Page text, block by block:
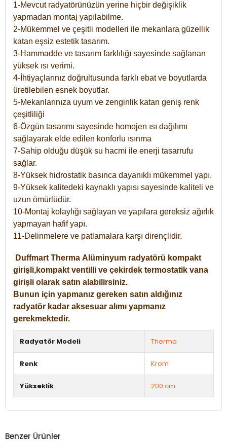
1-Mevcut radyatörünüzün yerine hiçbir değişiklik
yapmadan montaj yapılabilme.
2-Mükemmel ve çeşitli modelleri ile mekanlara güzellik
katan eşsiz estetik tasarım.
3-Hammadde ve tasarım farklılığı sayesinde sağlanan
yüksek ısı verimi.
4-İhtiyaçlarınız doğrultusunda farklı ebat ve boyutlarda
üretilebilen esnek boyutlar.
5-Mekanlarınıza uyum ve zenginlik katan geniş renk
çeşitliliği
6-Özgün tasarımı sayesinde homojen ısı dağılımı
sağlayarak elde edilen konforlu ısınma
7-Sahip olduğu düşük su hacmi ile enerji tasarrufu
sağlar.
8-Yüksek hidrostatik basınca dayanıklı mükemmel yapı.
9-Yüksek kalitedeki kaynaklı yapısı sayesinde kaliteli ve
uzun ömürlüdür.
10-Montaj kolaylığı sağlayan ve yapılara gereksiz ağırlık
yapmayan hafif yapı.
11-Delinmelere ve patlamalara karşı dirençlidir.
Duffmart Therma Alüminyum radyatörü kompakt
girişli,kompakt ventilli ve çekirdek termostatik vana
girişli olarak satın alabilirsiniz.
Bunun için yapmanız gereken satın aldığınız
radyatör kadar aksesuar alımı yapmanız
gerekmektedir.
Radyatör Modeli Therma
Renk Krom
Yükseklik 200 cm.
Benzer Ürünler